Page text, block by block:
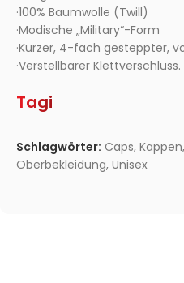
·100% Baumwolle (Twill)
·Modische „Military“-Form
·Kurzer, 4-fach gesteppter,
·Verstellbarer Klettverschluss.
Tagi
Schlagwörter: Caps, Kappen,
Oberbekleidung, Unisex